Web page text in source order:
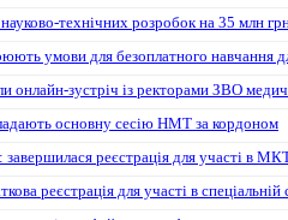
технічних розробок на 35 млн
умови для безоплатного навчання
зустріч із ректорами ЗВО
основну сесію НМТ за кордоном
завершилася реєстрація для участі в
реєстрація для участі в